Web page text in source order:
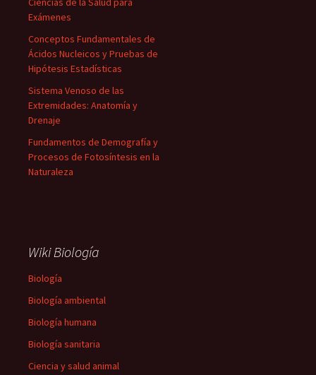
Exámenes
Conceptos Fundamentales de
Ácidos Nucleicos y Pruebas de
Hipótesis Estadísticas
Sistema Venoso de las
Extremidades: Anatomía y
Drenaje
Fundamentos de Demografía y
Procesos de Fotosíntesis en la
Naturaleza
Wiki Biología
Biología
Biología ambiental
Biología humana
Biología sanitaria
Ciencia y salud animal